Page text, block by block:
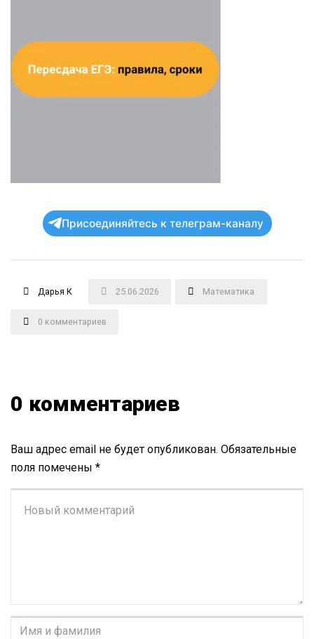
Присоединяйтесь к телеграм-каналу
Дарья К 25.06.2026 Математика
0 комментариев
0 комментариев
Ваш адрес email не будет опубликован. Обязательные
поля помечены *
комментарий*
Имя